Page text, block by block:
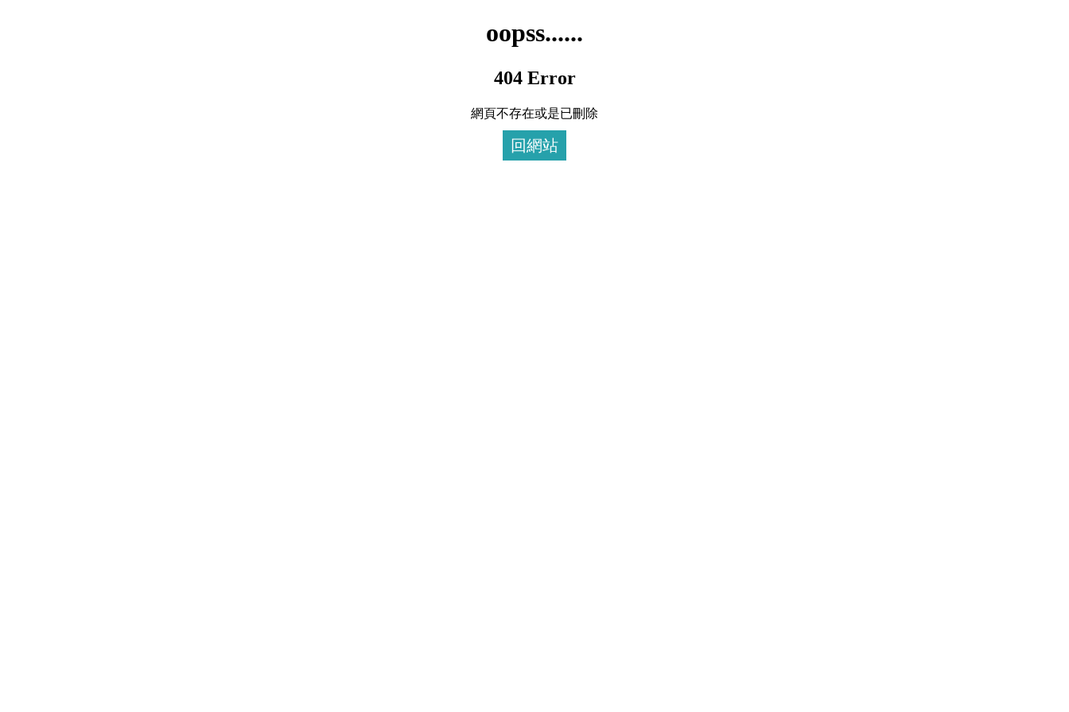
oopss......
404 Error
網頁不存在或是已刪除
回網站